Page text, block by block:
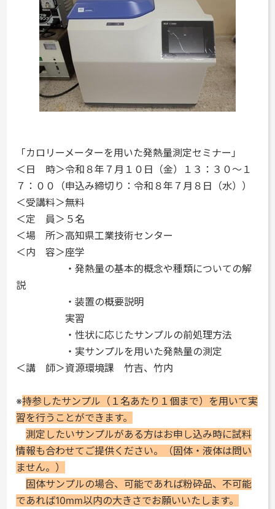
「カロリーメーターを用いた発熱量測定セミナー」
＜日 時＞令和８年７月１０日（金）１３：３０～１
７：００（申込み締切り：令和８年７月８日（水））
＜受講料＞無料
＜定 員＞５名
＜場 所＞高知県工業技術センター
＜内 容＞座学
・発熱量の基本的概念や種類についての解
説
・装置の概要説明
実習
・性状に応じたサンプルの前処理方法
・実サンプルを用いた発熱量の測定
＜講 師＞資源環境課 竹吉、竹内
※持参したサンプル（１名あたり１個まで）を用いて実
習を行うことができます。
測定したいサンプルがある方はお申し込み時に試料
情報も合わせてご提供ください。（固体・液体は問い
ません。）
固体サンプルの場合、可能であれば粉砕品、不可能
であれば10mm以内の大きさでお願いいたします。